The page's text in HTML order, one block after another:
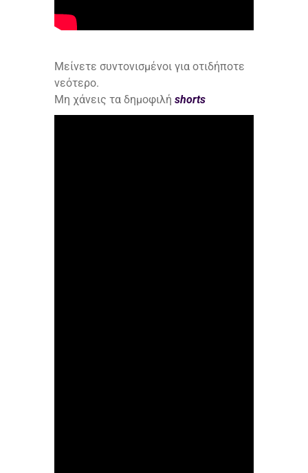
Μείνετε συντονισμένοι για οτιδήποτε
νεότερο.
Μη χάνεις τα δημοφιλή shorts